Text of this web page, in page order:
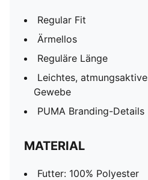
Regular Fit
Ärmellos
Reguläre Länge
Leichtes,
Gewebe
PUMA Branding-Details
MATERIAL
Futter: 100% Polyester